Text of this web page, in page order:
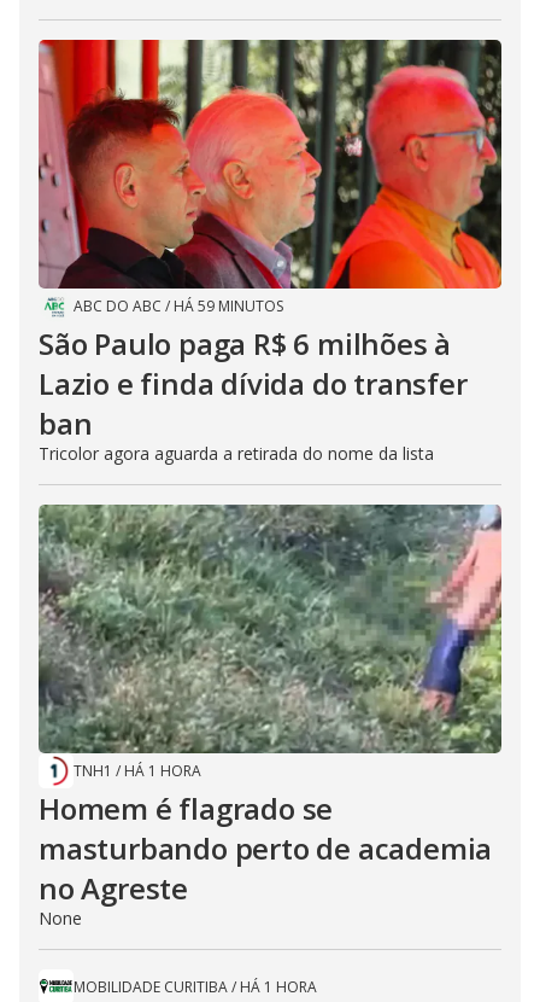
ABC DO ABC / HÁ 59 MINUTOS
São Paulo paga R$ 6 milhões à
Lazio e finda dívida do transfer
ban
Tricolor agora aguarda a retirada do nome da lista
TNH1 / HÁ 1 HORA
Homem é flagrado se
masturbando perto de academia
no Agreste
None
MOBILIDADE CURITIBA/ HÁ 1 HORA